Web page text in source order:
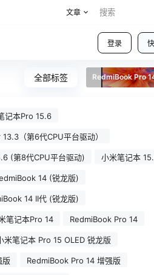
文章
登录
全部标签 RedmiBook Pro
记本Pro 15.6
（第6代CPU平台驱动）
(第8代CPU平台驱动) 小米笔记本
14 (锐龙版)
14 II代 (锐龙版)
笔记本Pro 14 RedmiBook Pro 14
米笔记本 Pro 15 OLED 锐龙版
版 RedmiBook Pro 14 增强版